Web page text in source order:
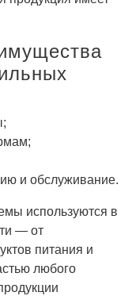
и обслуживание.
используются в
— от
питания и
любого